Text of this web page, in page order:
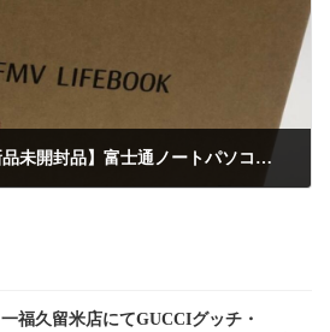
一福久留米店にて【新品未開封品】富士通ノートパソコンWindows11を高額買取しました
一福久留米店にてGUCCIグッチ・